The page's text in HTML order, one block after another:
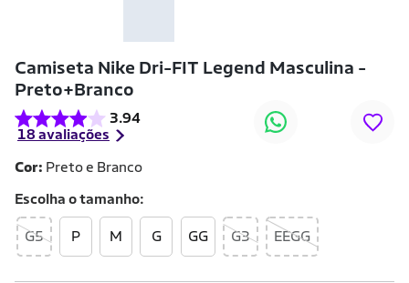
Camiseta Nike Dri-FIT Legend Masculina -
Preto+Branco
3.94
18 avaliações
Cor: Preto e Branco
Escolha otamanho
G5 P M G GG G3 EEGG